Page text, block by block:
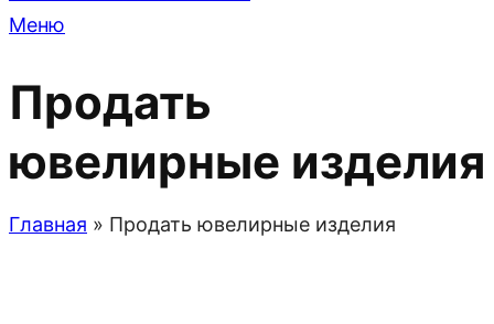
Меню
Продать
ювелирные изделия
Главная » Продать ювелирные изделия